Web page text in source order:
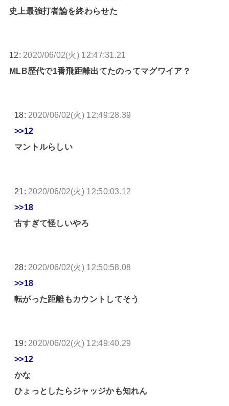
史上最強打者論を終わらせた
12: 2020/06/02(火) 12:47:31.21
MLB歴代で1番飛距離出てたのってマグワイア？
18: 2020/06/02(火) 12:49:28.39
>>12
マントルらしい
21: 2020/06/02(火) 12:50:03.12
>>18
古すぎて怪しいやろ
28: 2020/06/02(火) 12:50:58.08
>>18
転がった距離もカウントしてそう
19: 2020/06/02(火) 12:49:40.29
>>12
かな
ひょっとしたらジャッジかも知れん